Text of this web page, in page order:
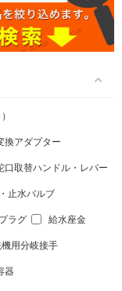
換アダプター
口取替ハンドル・レバー
止水バルブ
ラグ 給水座金
用分岐接手
器